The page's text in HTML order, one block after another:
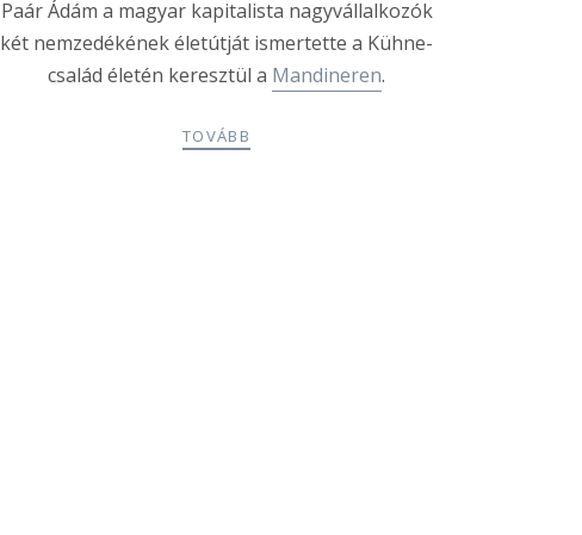
Paár Ádám a magyar kapitalista nagyvállalkozók
két nemzedékének életútját ismertette a Kühne-
család életén keresztül a Mandineren.
TOVÁBB